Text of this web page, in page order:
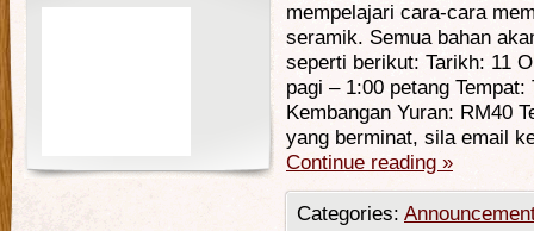
mempelajari cara-cara
seramik. Semua bahan
seperti berikut: Tarikh: 11
pagi – 1:00 petang
Kembangan Yuran: RM40
yang berminat, sila email
Continue reading »
Categories: